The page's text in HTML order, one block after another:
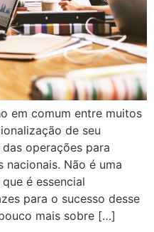
em comum entre muitos
de seu
operações para
nacionais. Não é uma
é essencial
para o sucesso desse
mais sobre […]